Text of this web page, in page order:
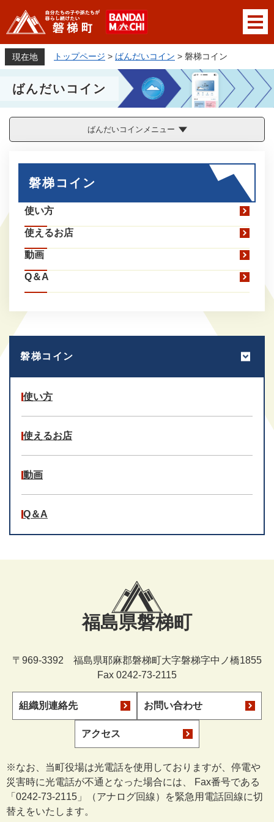
ジ
の
先
す
メニューを飛ばして本文へ
現在地 トップページ > ばんだいコイン > 磐梯コイン
ばんだいコイン
ばんだいコインメニュー
磐梯コイン
使い方
使えるお店
動画
Q＆A
磐梯コイン
使い方
使えるお店
動画
Q＆A
福島県磐梯町
〒969-3392 福島県耶麻郡磐梯町大字磐梯字中ノ橋1855
Fax 0242-73-2115
組織別連絡先 お問い合わせ
アクセス
※なお、当町役場は光電話を使用しておりますが、停電や
災害時に光電話が不通となった場合には、 Fax番号である
「0242-73-2115」（アナログ回線）を緊急用電話回線に切
替えをいたします。